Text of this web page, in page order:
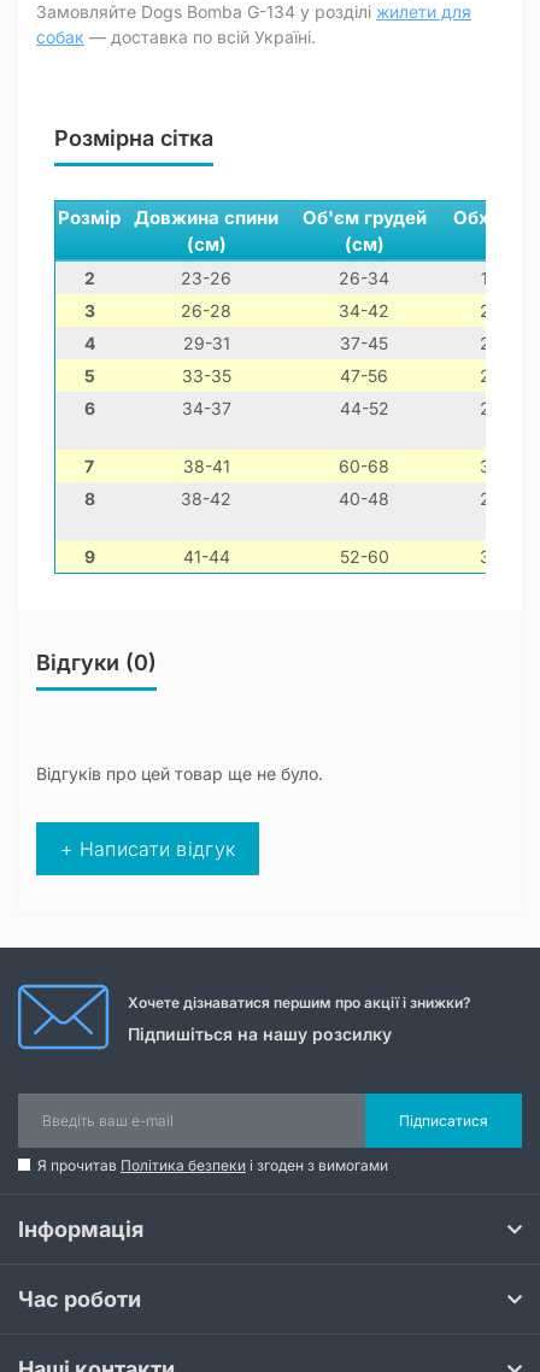
Замовляйте Dogs Bomba G-134 у розділі жилети для
собак — доставка по всій Україні.
Розмірна сітка
Розмір Довжина спини
(см)
Об'єм грудей
(см)
Обхват
2 23-26 26-34
16-26
3
26-28 34-42
22-32
4
29-31 37-45
22-32
5
33-35 47-56
28-38
6
34-37 44-52 28-38
7 38-41 60-68
30-40
8
38-42 40-48 26-36
9 41-44 52-60 30-40
Відгуки (0)
Відгуків про цей товар ще не було.
+ Написати відгук
Хочете дізнаватися першим про акції і знижки?
Підпишіться на нашу розсилку
Підписатися
Я прочитав Політика безпеки і згоден з вимогами
Інформація
Час роботи